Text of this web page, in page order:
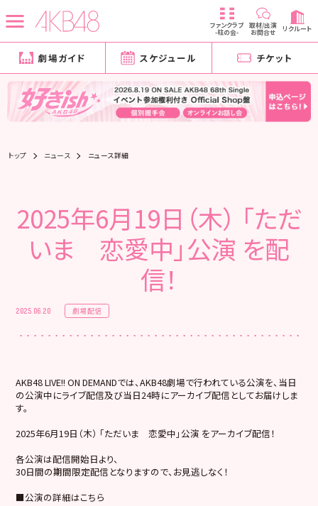
ファンクラブ
-柱の会-
取材/出演
お問合せ リクルート
劇場ガイド スケジュール チケット
トップ ニュース ニュース詳細
2025年6月19日（木） 「ただ
いま 恋愛中」公演 を配
信！
2025.06.20 劇場配信
AKB48 LIVE!! ON DEMANDでは、AKB48劇場で行われている公演を、当日
の公演中にライブ配信及び当日24時にアーカイブ配信としてお届けしま
す。
2025年6月19日（木） 「ただいま 恋愛中」公演 をアーカイブ配信！
各公演は配信開始日より、
30日間の期間限定配信となりますので、お見逃しなく！
■公演の詳細はこちら